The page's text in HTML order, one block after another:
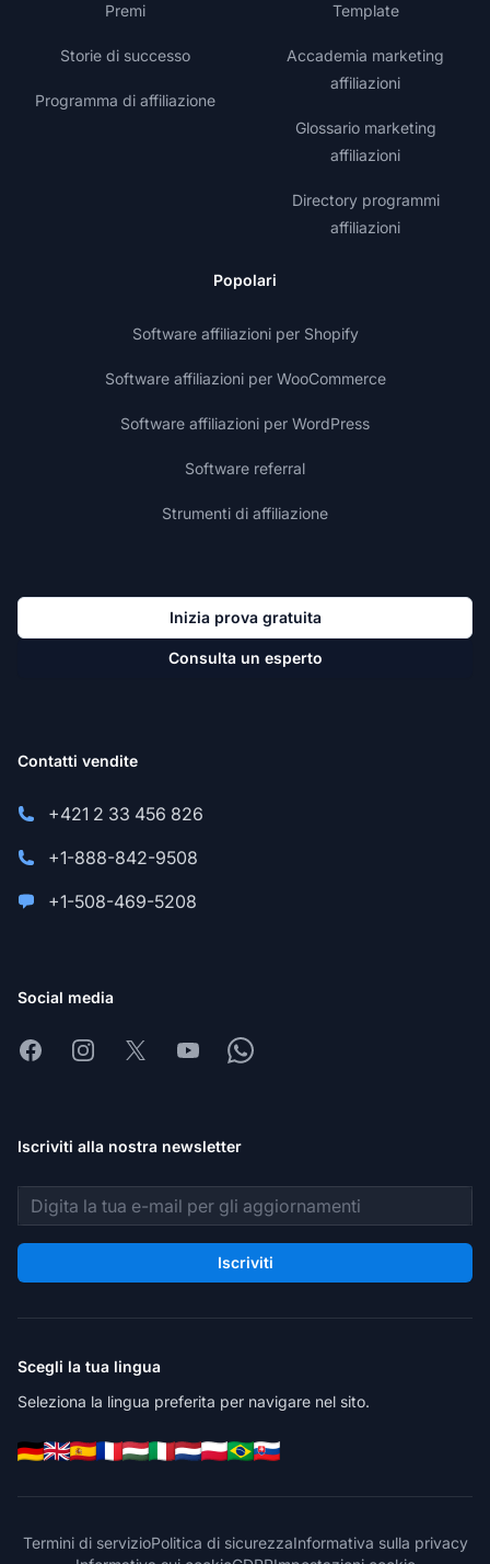
Premi
Storie di successo
Programma di affiliazione
Template
Accademia marketing
affiliazioni
Glossario marketing
affiliazioni
Directory programmi
affiliazioni
Popolari
Software affiliazioni per Shopify
Software affiliazioni per WooCommerce
Software affiliazioni per WordPress
Software referral
Strumenti di affiliazione
Inizia prova gratuita
Consulta un esperto
Contatti vendite
+421 2 33 456 826
+1-888-842-9508
+1-508-469-5208
Social media
FacebookInstagram
X YoutubeWhatsapp
Iscriviti alla nostra newsletter
Indirizzo email
Iscriviti
Scegli la tua lingua
Seleziona la lingua preferita per navigare nel sito.
Termini di servizioPolitica di sicurezzaInformativa sulla privacy